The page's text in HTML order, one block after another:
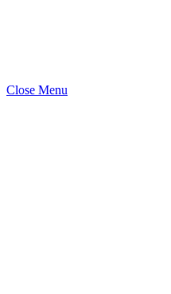
Close Menu